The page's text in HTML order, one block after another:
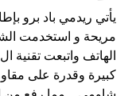
يأتي ريدمي باد برو
مريحة و استخدمت
كبيرة وقدرة على